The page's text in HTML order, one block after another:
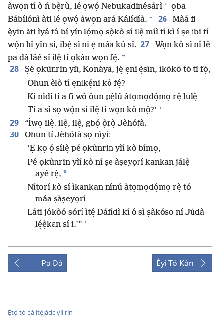
àwọn tí ò ń bẹ̀rù, lé ọwọ́ Nebukadinésárì * ọba
Bábílónì àti lé ọwọ́ àwọn ará Kálídíà. + 26
Màá fi
ẹ̀yin àti ìyá tó bí yín lọ́mọ sọ̀kò sí ilẹ̀ míì tí kì í ṣe ibi tí
wọ́n bí yín sí, ibẹ̀ sì ni ẹ máa kú sí. 27
Wọn kò sì ní lè
pa dà láé sí ilẹ̀ tí ọkàn wọn fẹ́. * +
28
Ṣé ọkùnrin yìí, Konáyà, jẹ́ ẹni ẹ̀sín, ìkòkò tó ti fọ́,
Ohun èlò tí ẹnikẹ́ni kò fẹ́?
Kí nìdí tí a fi wó òun pẹ̀lú àtọmọdọ́mọ rẹ̀ lulẹ̀
Tí a sì sọ wọ́n sí ilẹ̀ tí wọn kò mọ̀?’ +
29 “Ìwọ ilẹ̀, ilẹ̀, ilẹ̀, gbọ́ ọ̀rọ̀ Jèhófà.
30
Ohun tí Jèhófà sọ nìyí:
‘Ẹ kọ ọ́ sílẹ̀ pé ọkùnrin yìí kò bímọ,
Pé ọkùnrin yìí kò ní ṣe àṣeyọrí kankan jálẹ̀
ayé rẹ̀, *
Nítorí kò sí ìkankan nínú àtọmọdọ́mọ rẹ̀ tó
máa ṣàṣeyọrí
Láti jókòó sórí ìtẹ́ Dáfídì kí ó sì ṣàkóso ní Júdà
lẹ́ẹ̀kan sí i.’” +
Pa Dà Èyí Tó Kàn
Ẹ̀tọ́ tó bá ìtẹ̀jáde yìí rìn